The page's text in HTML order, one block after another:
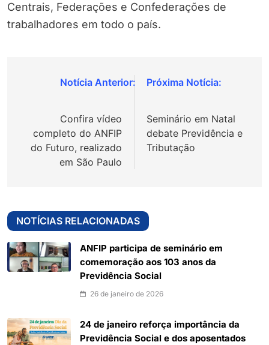
Centrais, Federações e Confederações de
trabalhadores em todo o país.
Navegação
Post
Confira vídeo
completo do ANFIP
do Futuro, realizado
em São Paulo
Seminário em Natal
debate Previdência e
Tributação
NOTÍCIAS RELACIONADAS
ANFIP participa de seminário em
comemoração aos 103 anos da
Previdência Social
26 de janeiro de 2026
24 de janeiro reforça importância da
Previdência Social e dos aposentados